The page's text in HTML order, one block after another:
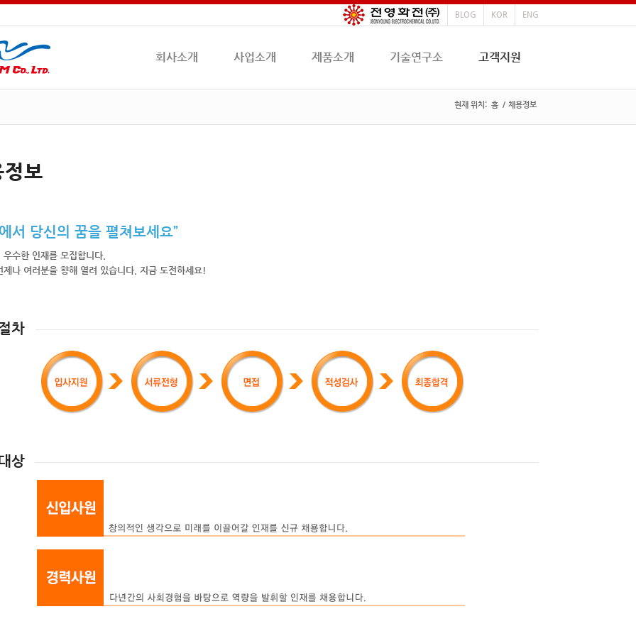
BLOG KOR ENG
회사소개 사업소개 제품소개 기술연구소 고객지원
현재 위치: 홈 / 채용정보
보
서 당신의 꿈을 펼쳐보세요”
우수한 인재를 모집합니다.
제나 여러분을 향해 열려 있습니다. 지금 도전하세요!
차
상